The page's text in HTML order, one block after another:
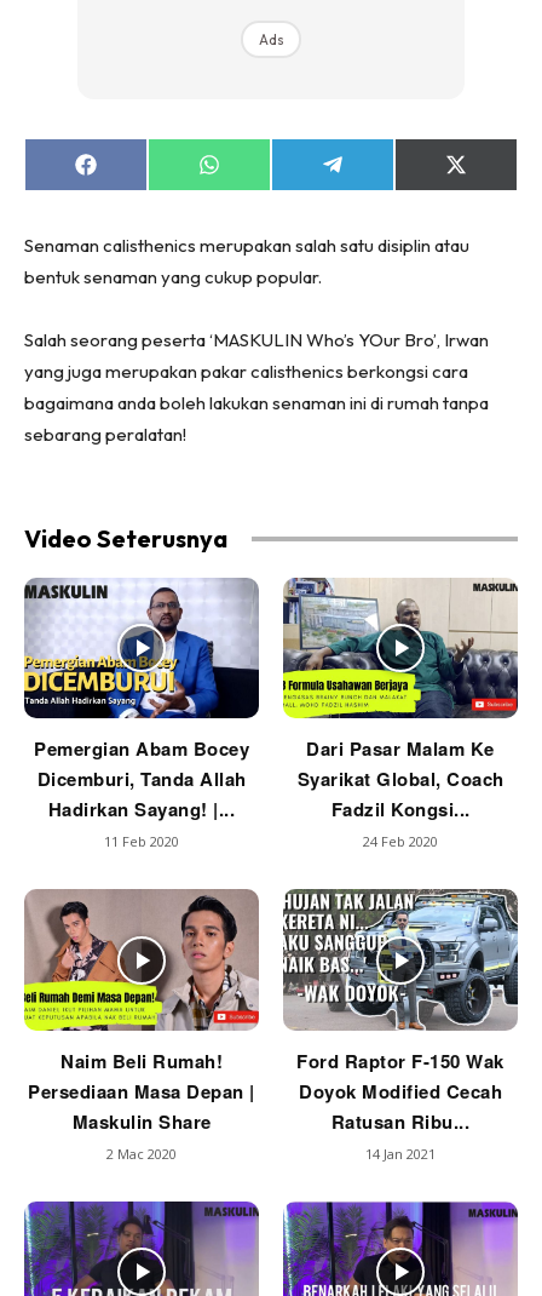
Ads
Share
on
Share
on
Share
on
Share
on
Senaman calisthenics merupakan salah satu disiplin atau
bentuk senaman yang cukup popular.
Salah seorang peserta ‘MASKULIN Who’s YOur Bro’, Irwan
yang juga merupakan pakar calisthenics berkongsi cara
bagaimana anda boleh lakukan senaman ini di rumah tanpa
sebarang peralatan!
Video Seterusnya
Pemergian Abam Bocey
Dicemburi, Tanda Allah
Hadirkan Sayang! |...
11 Feb 2020
Dari Pasar Malam Ke
Syarikat Global, Coach
Fadzil Kongsi...
24 Feb 2020
Naim Beli Rumah!
Persediaan Masa Depan |
Maskulin Share
2 Mac 2020
Ford Raptor F-150 Wak
Doyok Modified Cecah
Ratusan Ribu...
14 Jan 2021